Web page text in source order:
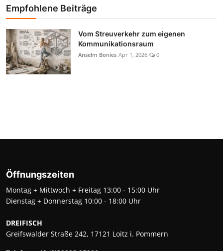
Empfohlene Beiträge
Vom Streuverkehr zum eigenen
Kommunikationsraum
Anselm Bonies Apr 1, 2026 0
Öffnungszeiten
Montag + Mittwoch + Freitag 13:00 - 15:00 Uhr
Dienstag + Donnerstag 10:00 - 18:00 Uhr
DREIFISCH
Greifswalder Straße 242, 17121 Loitz i. Pommern